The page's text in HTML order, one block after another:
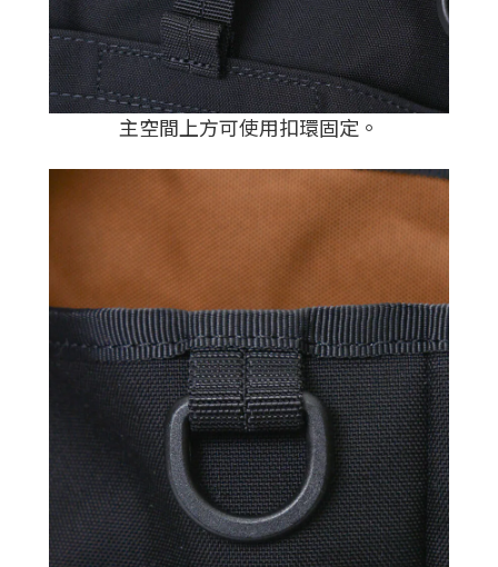
主空間上方可使用扣環固定 。